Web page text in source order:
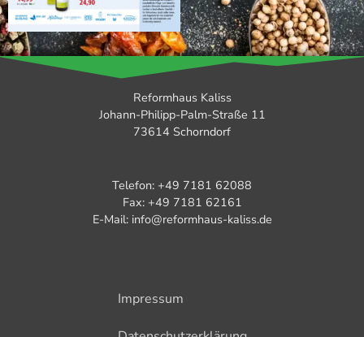
Reformhaus Kaliss
Johann-Philipp-Palm-Straße 11
73614 Schorndorf
Telefon: +49 7181 62088
Fax: +49 7181 62161
E-Mail: info@reformhaus-kaliss.de
Impressum